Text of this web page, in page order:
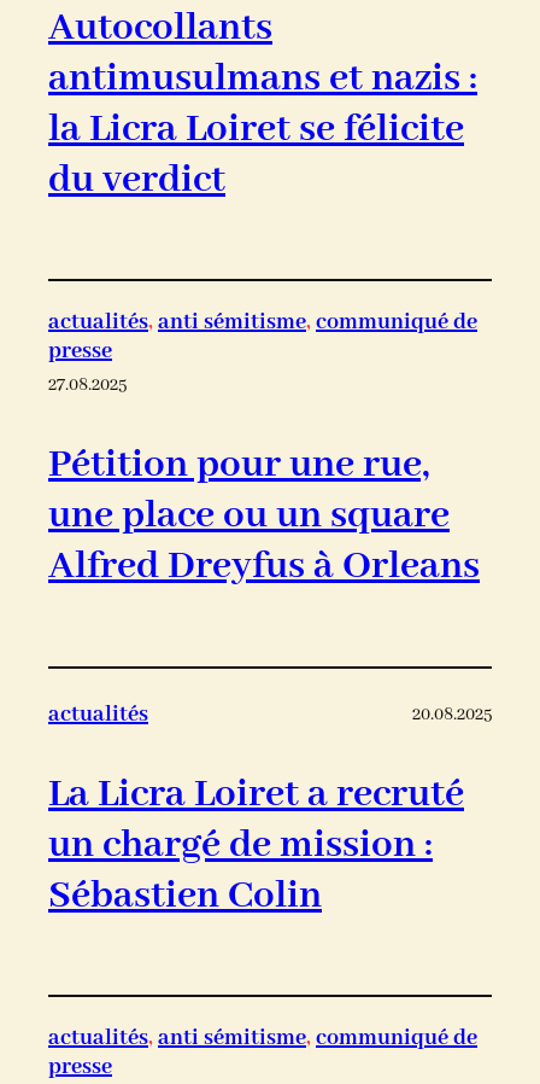
Autocollants
antimusulmans et nazis :
la Licra Loiret se félicite
du verdict
actualités, anti sémitisme, communiqué de
presse
27.08.2025
Pétition pour une rue,
une place ou un square
Alfred Dreyfus à Orleans
actualités 20.08.2025
La Licra Loiret a recruté
un chargé de mission :
Sébastien Colin
actualités, anti sémitisme, communiqué de
presse